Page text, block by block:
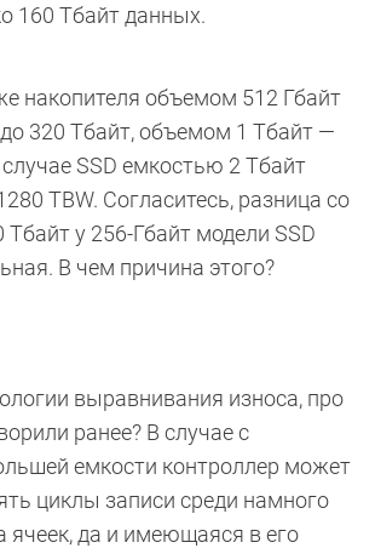
160 Тбайт данных.
накопителя объемом 512 Гбайт
320 Тбайт, объемом 1 Тбайт —
случае SSD емкостью 2 Тбайт
TBW. Согласитесь, разница со
у 256-Гбайт модели SSD
В чем причина этого?
выравнивания износа, про
ранее? В случае с
емкости контроллер может
циклы записи среди намного
ячеек, да и имеющаяся в его